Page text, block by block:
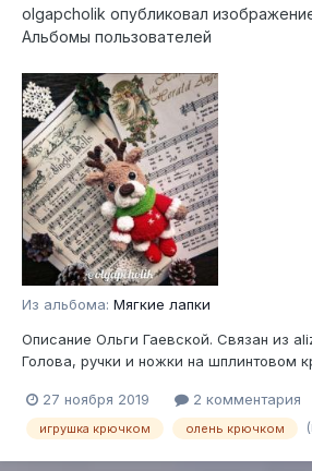
olgapcholik опубликовал
Альбомы пользователей
Из альбома: Мягкие лапки
Описание Ольги Гаевской. Связан из
Голова, ручки и ножки на шплинтовом
27 ноября 2019
2 комментария
игрушка крючком олень крючком